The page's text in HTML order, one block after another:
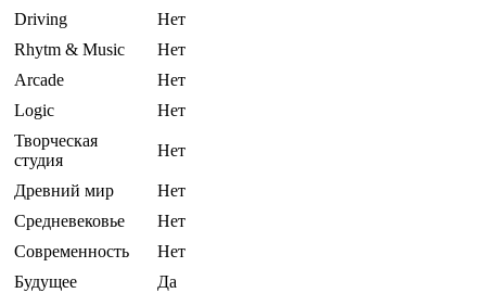
Driving
Нет
Rhytm & Music
Нет
Arcade
Нет
Logic
Нет
Творческая
студия
Нет
Древний мир
Нет
Средневековье
Нет
Современность
Нет
Будущее
Да